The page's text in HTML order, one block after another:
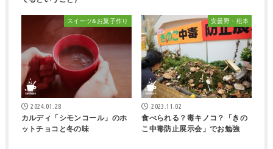
スイーツ&お菓子作り
2024.01.28
カルディ「シモンコール」のホ
ットチョコと冬の味
安曇野・松本
2023.11.02
食べられる？毒キノコ？「きの
こ中毒防止展示会」でお勉強